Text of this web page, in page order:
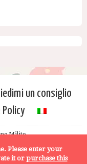
un consiglio
Policy
Milito
Please enter your
it or purchase this